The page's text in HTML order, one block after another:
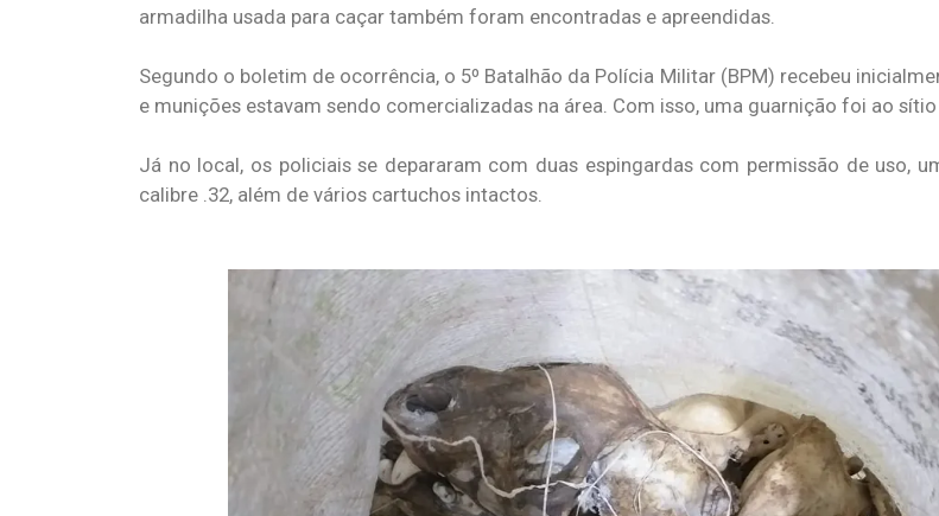
armadilha usada para caçar também foram encontradas e apreendidas.
Segundo o boletim de ocorrência, o 5º Batalhão da Polícia Militar (BPM) recebeu
e munições estavam sendo comercializadas na área. Com isso, uma guarnição foi ao
Já no local, os policiais se depararam com duas espingardas com permissão de uso,
calibre .32, além de vários cartuchos intactos.